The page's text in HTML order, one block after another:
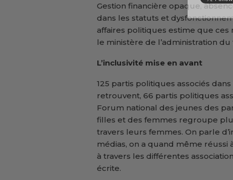
Gestion financière opaque,
dans les statuts et
affaires politiques estime que
le ministère de l’administration
L’inclusivité mise en avant
125 partis politiques associés
retrouvent, 66 partis politiques
Forum national des jeunes des
filles et des femmes regroupe
travers leurs femmes. On parle
médias, on a quand même réussi
à travers les différentes
écrite.